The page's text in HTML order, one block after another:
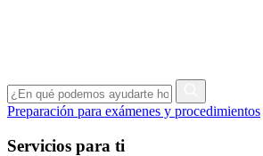
Preparación para exámenes y procedimientos
Servicios para ti